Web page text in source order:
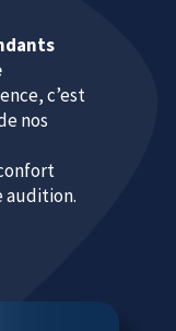
c’est
nos
audition.